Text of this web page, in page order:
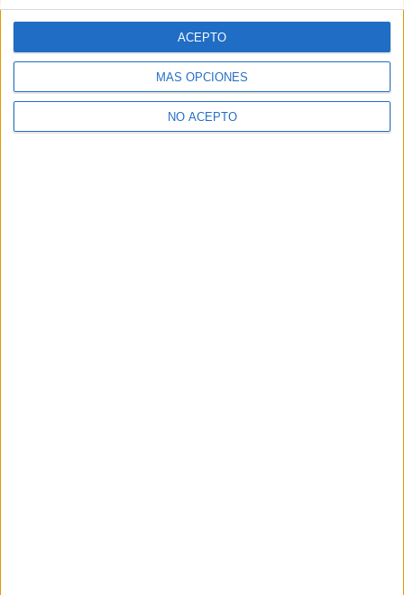
MÁS OPCIONES
NO ACEPTO
ACEPTO